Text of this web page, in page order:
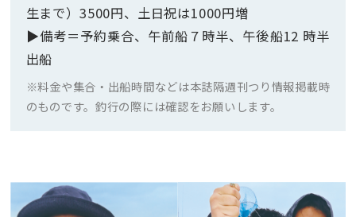
生まで）3500円、土日祝は1000円増
▶︎備考＝予約乗合、午前船７時半、午後船12 時半
出船
※料金や集合・出船時間などは本誌隔週刊つり情報掲載時
のものです。釣行の際には確認をお願いします。